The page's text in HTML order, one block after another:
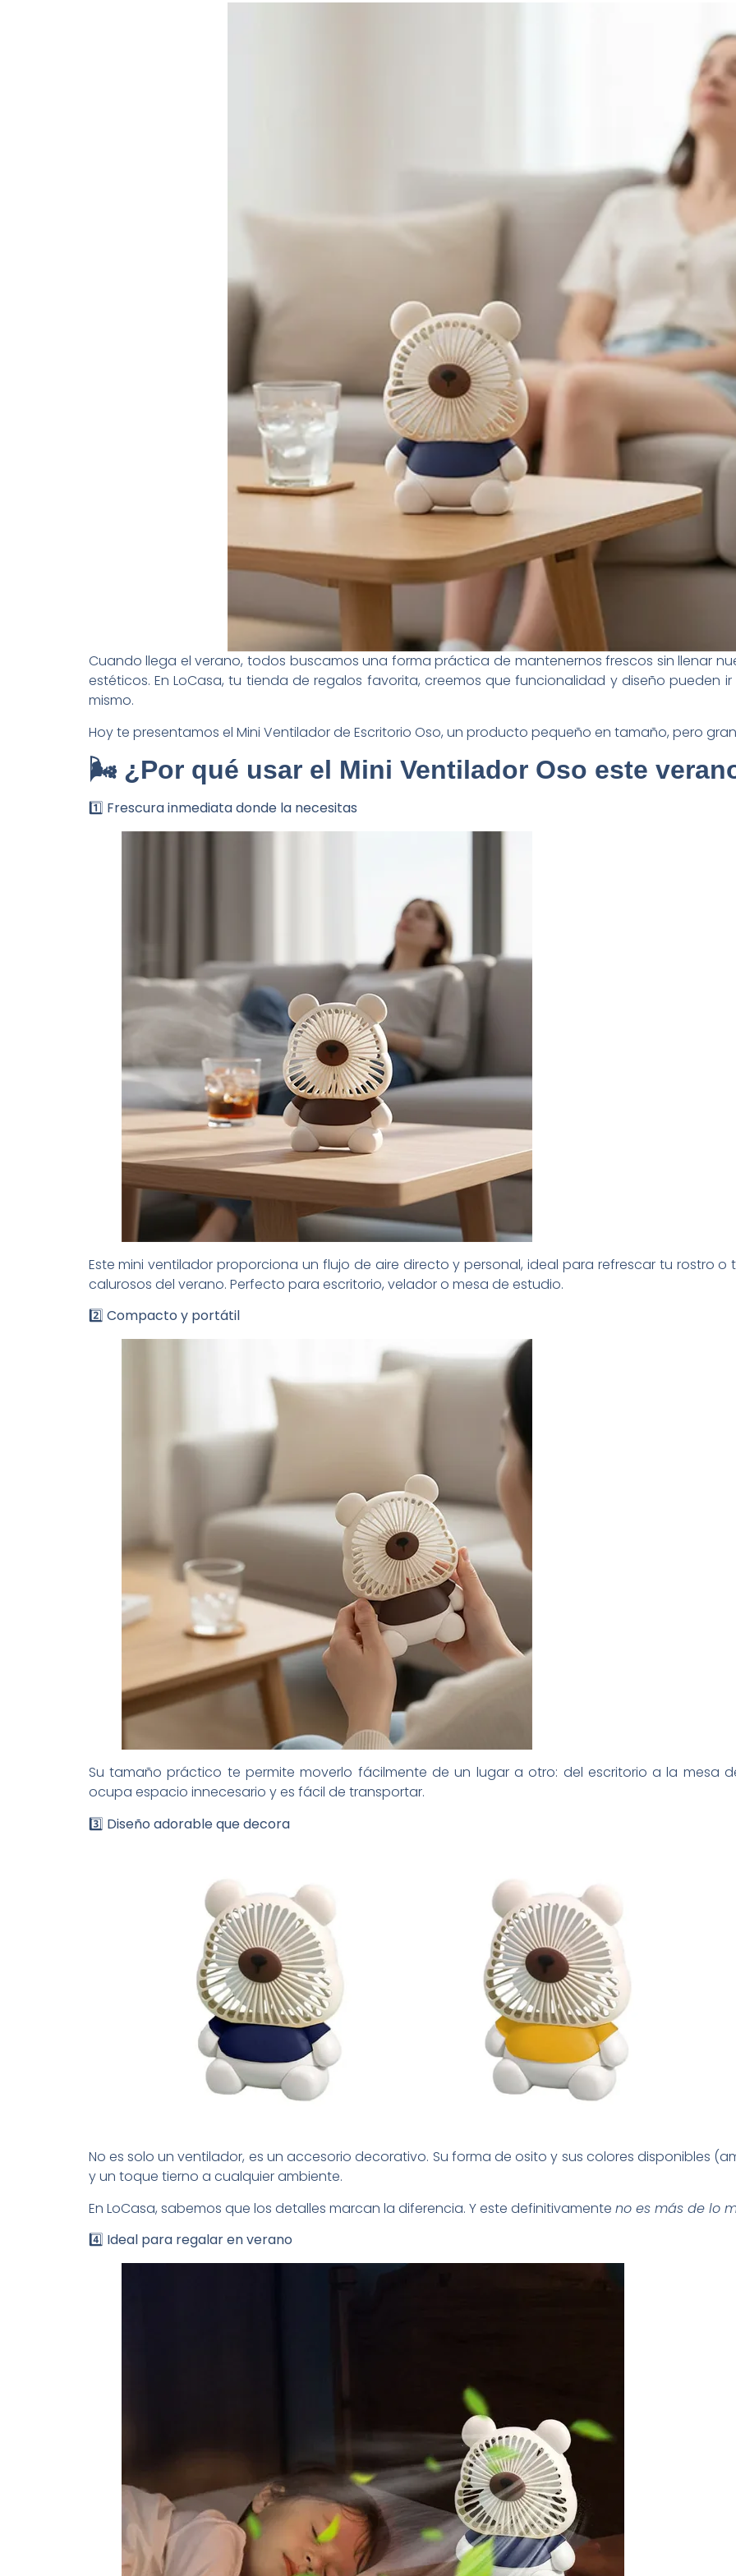
Cuando llega el verano, todos buscamos una forma práctica de mantenernos frescos sin llenar
estéticos. En LoCasa, tu tienda de regalos favorita, creemos que funcionalidad y diseño pueden
mismo.
Hoy te presentamos el Mini Ventilador de Escritorio Oso, un producto pequeño en tamaño, pero
🌬️ ¿Por qué usar el Mini Ventilador Oso este
1️⃣ Frescura inmediata donde la necesitas
Este mini ventilador proporciona un flujo de aire directo y personal, ideal para refrescar tu rostro
calurosos del verano. Perfecto para escritorio, velador o mesa de estudio.
2️⃣ Compacto y portátil
Su tamaño práctico te permite moverlo fácilmente de un lugar a otro: del escritorio a la mesa
ocupa espacio innecesario y es fácil de transportar.
3️⃣ Diseño adorable que decora
No es solo un ventilador, es un accesorio decorativo. Su forma de osito y sus colores disponibles
y un toque tierno a cualquier ambiente.
En LoCasa, sabemos que los detalles marcan la diferencia. Y este definitivamente no es más de lo
4️⃣ Ideal para regalar en verano